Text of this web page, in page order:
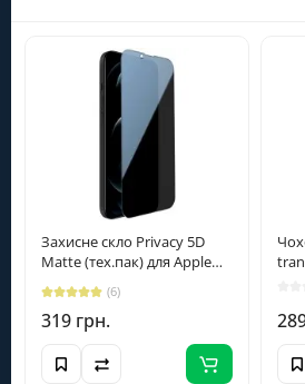
Захисне скло Privacy 5D
Matte (тех.пак) для Apple
iPhone 13 Pro Max / 14 Plus
(6.7") Чорний
(6)
319 грн.
Особистий